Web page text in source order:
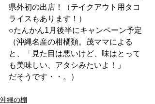
県外初の出店！（テイクアウト用タコ
ライスもあります！）
○たんかん1月後半にキャンペーン予定
（沖縄名産の柑橘類。茂ママによる
と、「見た目は悪いけど、味はとって
も美味しい、アタシみたいよ！」
だそうです・・。）
沖縄の棚